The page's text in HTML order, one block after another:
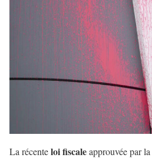
La récenteloi fiscaleapprouvée par